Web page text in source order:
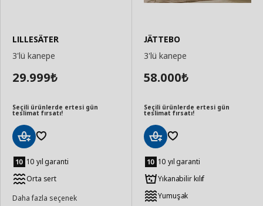
LILLESÄTER
3'lü kanepe
29.999₺
Seçili ürünlerde ertesi gün
teslimat fırsatı!
Ekle 10 yıl garanti
Orta sert
Daha fazla seçenek
JÄTTEBO
3'lü kanepe
58.000₺
Seçili ürünlerde ertesi gün
teslimat fırsatı!
Ekle 10 yıl garanti
Yıkanabilir kılıf
Yumuşak